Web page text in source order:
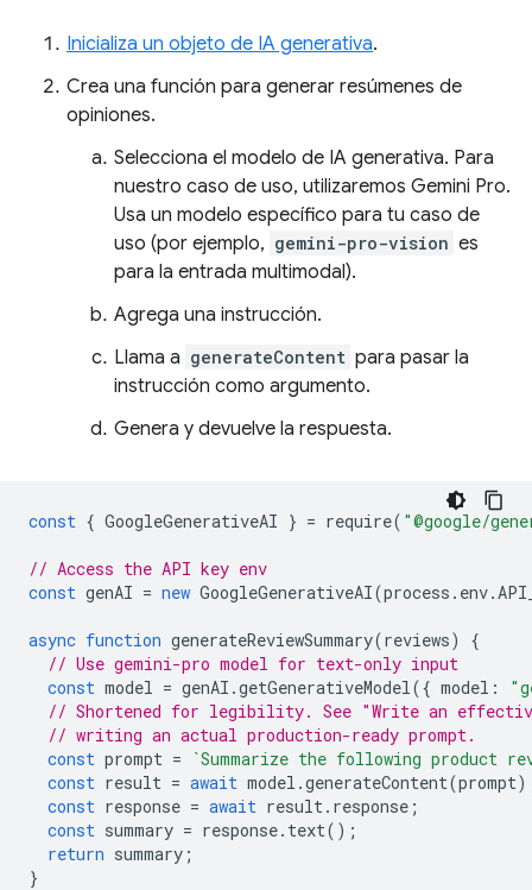
Inicializa un objeto de IA generativa.
Crea una función para generar resúmenes de
opiniones.
Selecciona el modelo de IA generativa. Para
nuestro caso de uso, utilizaremos Gemini Pro.
Usa un modelo específico para tu caso de
uso (por ejemplo, gemini-pro-vision es
para la entrada multimodal).
Agrega una instrucción.
Llama a generateContent para pasar la
instrucción como argumento.
Genera y devuelve la respuesta.
const { GoogleGenerativeAI } = require( "@google/
// Access the API key env
const genAI = new GoogleGenerativeAI(process . env.
async function generateReviewSummary(reviews)
{
// Use gemini-pro model for text-only input
const model = genAI .getGenerativeModel ({ model :
// Shortened for legibility. See "Write an
// writing an actual production-ready prompt.
const prompt =
`Summarize the following product
const result = await model .generateContent(prompt
const response = await result . response ;
const summary = response. text();
return summary ;
}